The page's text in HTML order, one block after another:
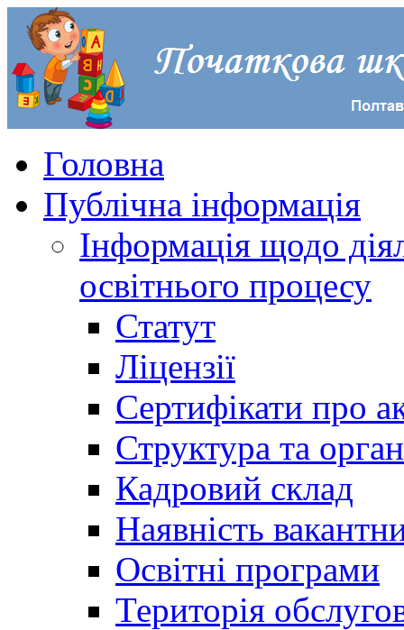
Головна
Публічна інформація
Інформація щодо
освітнього процесу
Статут
Ліцензії
Сертифікати про
Структура та
Кадровий склад
Наявність
Освітні програми
Територія